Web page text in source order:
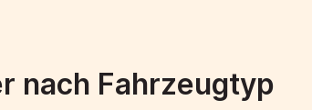
nach Fahrzeugtyp